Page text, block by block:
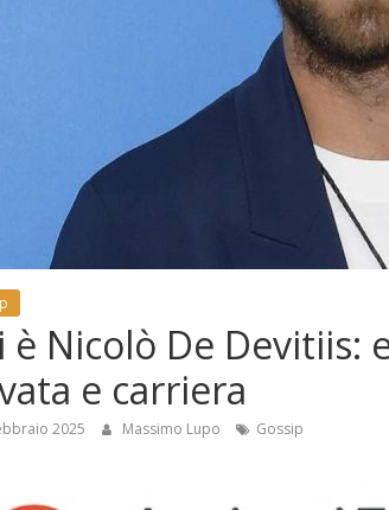
è Nicolò De Devitiis:
e carriera
2025 Massimo Lupo Gossip